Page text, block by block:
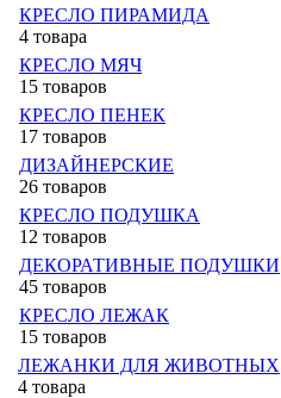
КРЕСЛО ПИРАМИДА
4 товара
КРЕСЛО МЯЧ
15 товаров
КРЕСЛО ПЕНЕК
17 товаров
ДИЗАЙНЕРСКИЕ
26 товаров
КРЕСЛО ПОДУШКА
12 товаров
ДЕКОРАТИВНЫЕ ПОДУШКИ
45 товаров
КРЕСЛО ЛЕЖАК
15 товаров
ЛЕЖАНКИ ДЛЯ ЖИВОТНЫХ
4 товара